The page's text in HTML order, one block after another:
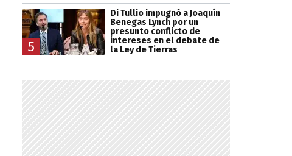
5
Di Tullio impugnó a Joaquín
Benegas Lynch por un
presunto conflicto de
intereses en el debate de
la Ley de Tierras